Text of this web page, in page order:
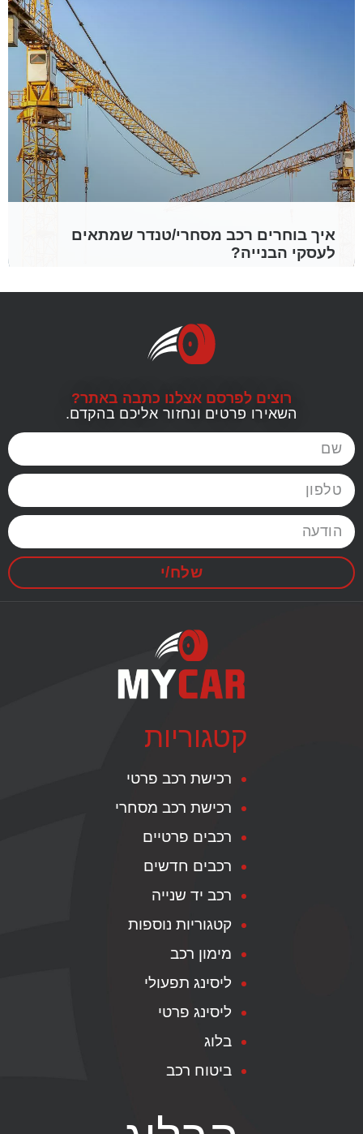
איך בוחרים רכב מסחרי/טנדר שמתאים
לעסקי הבנייה?
החשיבות כשיש לכם רכב מסחרי אמין וקשוח חיוני
זה יכול להיות קשה להחליט איזו מהן מתאימה לכם
כשאתם שוקלים קנייה של רכב חדש
רוצים לפרסם אצלנו כתבה באתר?
השאירו פרטים ונחזור אליכם בהקדם.
שלח/י
קטגוריות
רכישת רכב פרטי
רכישת רכב מסחרי
רכבים פרטיים
רכבים חדשים
רכב יד שנייה
קטגוריות נוספות
מימון רכב
ליסינג תפעולי
ליסינג פרטי
בלוג
ביטוח רכב